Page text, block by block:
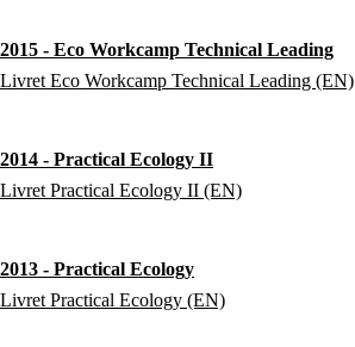
2015 - Eco Workcamp Technical Leading
Livret Eco Workcamp Technical Leading (EN)
2014 - Practical Ecology II
Livret Practical Ecology II (EN)
2013 - Practical Ecology
Livret Practical Ecology (EN)